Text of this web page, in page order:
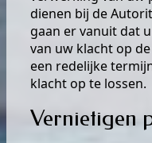
dienen bij de
gaan er vanuit dat
van uw klacht op
een redelijke
klacht op te lossen.
Vernietigen